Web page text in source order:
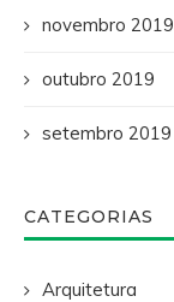
novembro 2019
outubro 2019
setembro 2019
CATEGORIAS
Arquitetura